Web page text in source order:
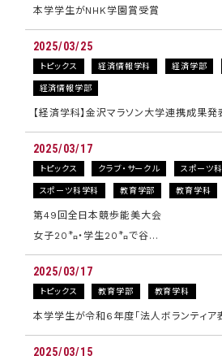
本学学生がNHK学園賞受賞
2025/03/25
トピックス 経済情報学科 経済学部
経済情報学部
【経済学科】金沢マラソン大学連携成果発
2025/03/17
トピックス クラブ・サークル スポーツ
スポーツ科学科 教育学部 教育学科
第49回全日本競歩能美大会
女子20㌔・学生20㌔で谷…
2025/03/17
トピックス 教育学部 教育学科
本学学生が令和6年度「法人ボランティア
2025/03/15